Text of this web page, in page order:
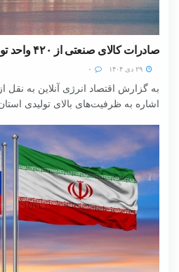
صادرات کالای صنعتی از ۴۲۰ واحد تولیدی البرز
به گزارش اقتصاد انرژی آنلاین به نقل
اشاره به ظرفیت‌های بالای تولیدی